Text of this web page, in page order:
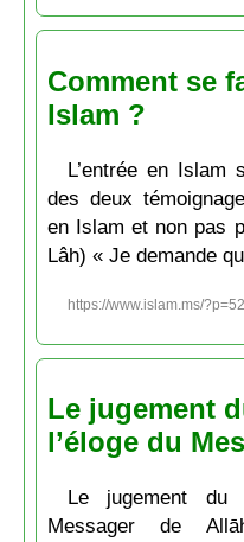
Comment se
Islam ?
L’entrée en Islam
des deux
en Islam et non pas
Lâh) « Je demande
https://www.islam.ms/
Le jugement
l’éloge du
Le jugement
Messager de